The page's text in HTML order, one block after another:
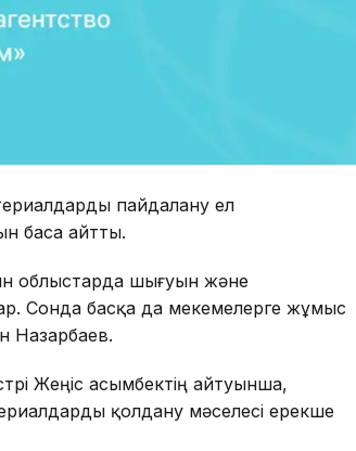
пайдалану ел
баса айтты.
облыстарда шығуын және
Сонда басқа да мекемелерге жұмыс
Назарбаев.
Жеңіс Қасымбектің айтуынша,
қолдану мәселесі ерекше